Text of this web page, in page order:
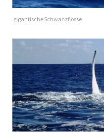
gigantische Schwanzflosse